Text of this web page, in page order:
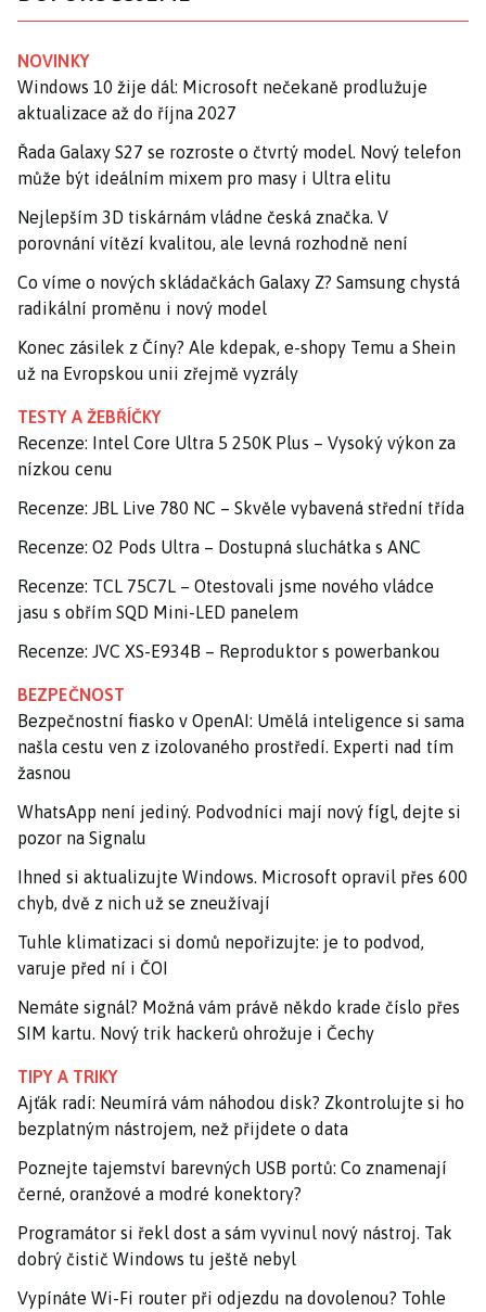
NOVINKY
Windows 10 žije dál: Microsoft nečekaně prodlužuje
aktualizace až do října 2027
Řada Galaxy S27 se rozroste o čtvrtý model. Nový telefon
může být ideálním mixem pro masy i Ultra elitu
Nejlepším 3D tiskárnám vládne česká značka. V
porovnání vítězí kvalitou, ale levná rozhodně není
Co víme o nových skládačkách Galaxy Z? Samsung chystá
radikální proměnu i nový model
Konec zásilek z Číny? Ale kdepak, e-shopy Temu a Shein
už na Evropskou unii zřejmě vyzrály
TESTY A ŽEBŘÍČKY
Recenze: Intel Core Ultra 5 250K Plus – Vysoký výkon za
nízkou cenu
Recenze: JBL Live 780 NC – Skvěle vybavená střední třída
Recenze: O2 Pods Ultra – Dostupná sluchátka s ANC
Recenze: TCL 75C7L – Otestovali jsme nového vládce
jasu s obřím SQD Mini-LED panelem
Recenze: JVC XS-E934B – Reproduktor s powerbankou
BEZPEČNOST
Bezpečnostní fiasko v OpenAI: Umělá inteligence si sama
našla cestu ven z izolovaného prostředí. Experti nad tím
žasnou
WhatsApp není jediný. Podvodníci mají nový fígl, dejte si
pozor na Signalu
Ihned si aktualizujte Windows. Microsoft opravil přes 600
chyb, dvě z nich už se zneužívají
Tuhle klimatizaci si domů nepořizujte: je to podvod,
varuje před ní i ČOI
Nemáte signál? Možná vám právě někdo krade číslo přes
SIM kartu. Nový trik hackerů ohrožuje i Čechy
TIPY A TRIKY
Ajťák radí: Neumírá vám náhodou disk? Zkontrolujte si ho
bezplatným nástrojem, než přijdete o data
Poznejte tajemství barevných USB portů: Co znamenají
černé, oranžové a modré konektory?
Programátor si řekl dost a sám vyvinul nový nástroj. Tak
dobrý čistič Windows tu ještě nebyl
Vypínáte Wi-Fi router při odjezdu na dovolenou? Tohle